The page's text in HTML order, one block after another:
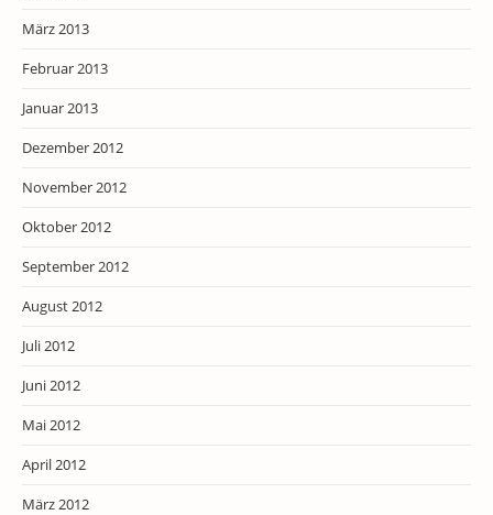
März 2013
Februar 2013
Januar 2013
Dezember 2012
November 2012
Oktober 2012
September 2012
August 2012
Juli 2012
Juni 2012
Mai 2012
April 2012
März 2012